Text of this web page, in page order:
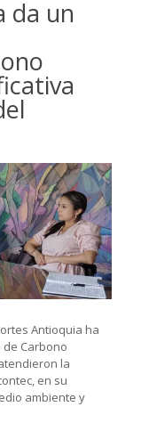
da un
Antioquia ha
Carbono
la
en su
ambiente y